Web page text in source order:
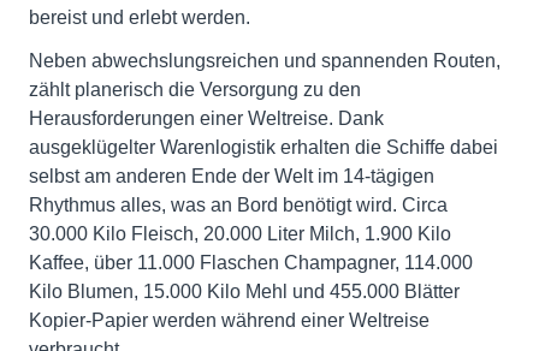
bereist und erlebt werden.
Neben abwechslungsreichen und spannenden Routen,
zählt planerisch die Versorgung zu den
Herausforderungen einer Weltreise. Dank
ausgeklügelter Warenlogistik erhalten die Schiffe dabei
selbst am anderen Ende der Welt im 14-tägigen
Rhythmus alles, was an Bord benötigt wird. Circa
30.000 Kilo Fleisch, 20.000 Liter Milch, 1.900 Kilo
Kaffee, über 11.000 Flaschen Champagner, 114.000
Kilo Blumen, 15.000 Kilo Mehl und 455.000 Blätter
Kopier-Papier werden während einer Weltreise